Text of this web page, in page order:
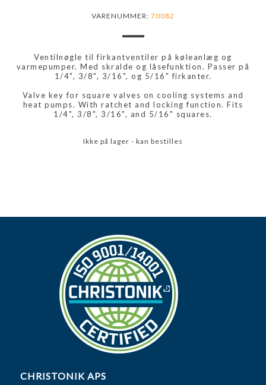
VARENUMMER: 70082
Ventilnøgle til firkantventiler på køleanlæg og
varmepumper. Med skralde og låsefunktion. Passer på
1/4", 3/8", 3/16", og 5/16" firkanter.
Valve key for square valves on cooling systems and
heat pumps. With ratchet and locking function. Fits
1/4", 3/8", 3/16", and 5/16" squares.
Ikke på lager - kan bestilles
CHRISTONIK APS